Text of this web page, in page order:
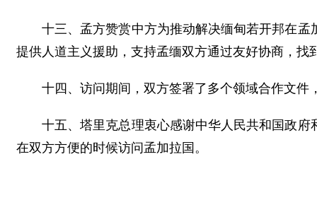
十三、孟方赞赏中方为推动解决缅甸若开邦在
提供人道主义援助，支持孟缅双方通过友好协商，
十四、访问期间，双方签署了多个领域合作文
十五、塔里克总理衷心感谢中华人民共和国政
在双方方便的时候访问孟加拉国。